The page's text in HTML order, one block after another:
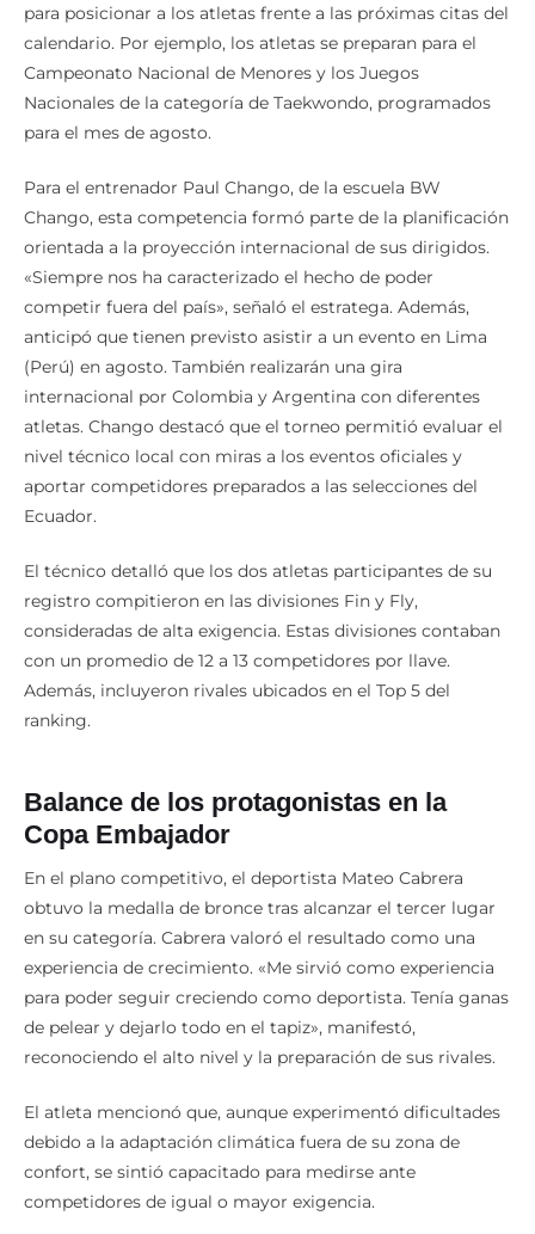
para posicionar a los atletas frente a las próximas citas del
calendario. Por ejemplo, los atletas se preparan para el
Campeonato Nacional de Menores y los Juegos
Nacionales de la categoría de Taekwondo, programados
para el mes de agosto.
Para el entrenador Paul Chango, de la escuela BW
Chango, esta competencia formó parte de la planificación
orientada a la proyección internacional de sus dirigidos.
«Siempre nos ha caracterizado el hecho de poder
competir fuera del país», señaló el estratega. Además,
anticipó que tienen previsto asistir a un evento en Lima
(Perú) en agosto. También realizarán una gira
internacional por Colombia y Argentina con diferentes
atletas. Chango destacó que el torneo permitió evaluar el
nivel técnico local con miras a los eventos oficiales y
aportar competidores preparados a las selecciones del
Ecuador.
El técnico detalló que los dos atletas participantes de su
registro compitieron en las divisiones Fin y Fly,
consideradas de alta exigencia. Estas divisiones contaban
con un promedio de 12 a 13 competidores por llave.
Además, incluyeron rivales ubicados en el Top 5 del
ranking.
Balance de los protagonistas en la
Copa Embajador
En el plano competitivo, el deportista Mateo Cabrera
obtuvo la medalla de bronce tras alcanzar el tercer lugar
en su categoría. Cabrera valoró el resultado como una
experiencia de crecimiento. «Me sirvió como experiencia
para poder seguir creciendo como deportista. Tenía ganas
de pelear y dejarlo todo en el tapiz», manifestó,
reconociendo el alto nivel y la preparación de sus rivales.
El atleta mencionó que, aunque experimentó dificultades
debido a la adaptación climática fuera de su zona de
confort, se sintió capacitado para medirse ante
competidores de igual o mayor exigencia.